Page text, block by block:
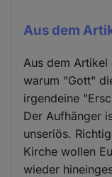
Aus dem
Aus dem
warum "Gott"
irgendeine
Der Aufhänger
unseriös.
Kirche wollen
wieder